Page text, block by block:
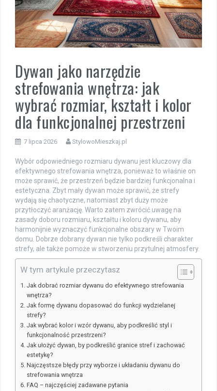
Dywan jako narzędzie
strefowania wnętrza: jak
wybrać rozmiar, kształt i kolor
dla funkcjonalnej przestrzeni
7 lipca 2026 StylowoMieszkaj.pl
Wybór odpowiedniego rozmiaru dywanu jest kluczowy dla
efektywnego strefowania wnętrza, ponieważ to właśnie on
może sprawić, że przestrzeń będzie bardziej funkcjonalna i
estetyczna. Zbyt mały dywan może sprawić, że strefy
wydają się chaotyczne, natomiast zbyt duży może
przytłoczyć aranżację. Warto zatem zwrócić uwagę na
zasady doboru rozmiaru, kształtu i koloru dywanu, aby
harmonijnie wyznaczyć funkcjonalne obszary w Twoim
domu. Dobrze dobrany dywan nie tylko podkreśli charakter
strefy, ale także pomoże w stworzeniu przytulnej atmosfery.
W tym artykule przeczytasz
Jak dobrać rozmiar dywanu do efektywnego strefowania
wnętrza?
Jak formę dywanu dopasować do funkcji wydzielanej
strefy?
Jak wybrać kolor i wzór dywanu, aby podkreślić styl i
funkcjonalność przestrzeni?
Jak ułożyć dywan, by podkreślić granice stref i zachować
estetykę?
Najczęstsze błędy przy wyborze i układaniu dywanu do
strefowania wnętrza
FAQ – najczęściej zadawane pytania